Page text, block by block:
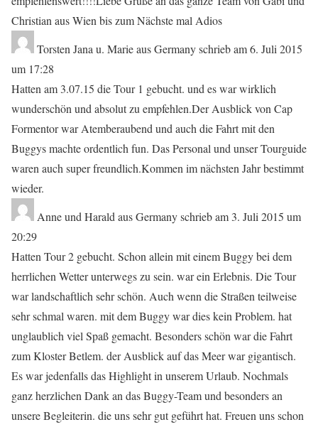
Christian aus Wien bis zum Nächste mal Adios
Torsten Jana u. MarieausGermanyschrieb am6. Juli 2015
um 17:28
Hatten am 3.07.15 die Tour 1 gebucht. und es war wirklich
wunderschön und absolut zu empfehlen.Der Ausblick von Cap
Formentor war Atemberaubend und auch die Fahrt mit den
Buggys machte ordentlich fun. Das Personal und unser Tourguide
waren auch super freundlich.Kommen im nächsten Jahr bestimmt
wieder.
Anne und HaraldausGermanyschrieb am 3. Juli 2015 um
20:29
Hatten Tour 2 gebucht. Schon allein mit einem Buggy bei dem
herrlichen Wetter unterwegs zu sein. war ein Erlebnis. Die Tour
war landschaftlich sehr schön. Auch wenn die Straßen teilweise
sehr schmal waren. mit dem Buggy war dies kein Problem. hat
unglaublich viel Spaß gemacht. Besonders schön war die Fahrt
zum Kloster Betlem. der Ausblick auf das Meer war gigantisch.
Es war jedenfalls das Highlight in unserem Urlaub. Nochmals
ganz herzlichen Dank an das Buggy-Team und besonders an
unsere Begleiterin. die uns sehr gut geführt hat. Freuen uns schon